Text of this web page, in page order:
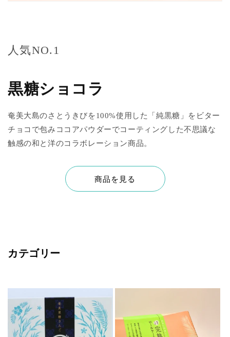
人気NO.1
黒糖ショコラ
奄美大島のさとうきびを100%使用した「純黒糖」をビター
チョコで包みココアパウダーでコーティングした不思議な
触感の和と洋のコラボレーション商品。
商品を見る
カテゴリー